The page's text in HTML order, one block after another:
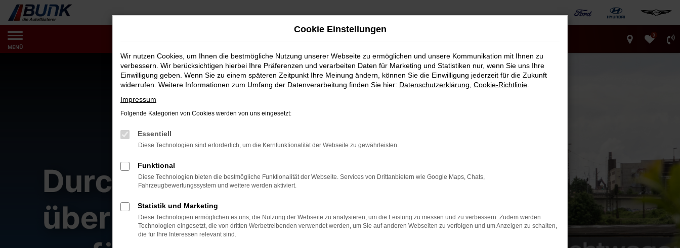
Zum
Hauptinhalt
springen
MENÜ
0
Cookie Einstellungen
Wir nutzen Cookies, um Ihnen die bestmögliche Nutzung unserer Webseite zu ermöglichen und unsere Kommunikation mit Ihnen zu
verbessern. Wir berücksichtigen hierbei Ihre Präferenzen und verarbeiten Daten für Marketing und Statistiken nur, wenn Sie uns Ihre
Einwilligung geben. Wenn Sie zu einem späteren Zeitpunkt Ihre Meinung ändern, können Sie die Einwilligung jederzeit für die Zukunft
widerrufen. Weitere Informationen zum Umfang der Datenverarbeitung finden Sie hier: Datenschutzerklärung Cookie-Richtlinie
Impressum
Folgende Kategorien von Cookies werden von uns eingesetzt:
Essentiell
Diese Technologien sind erforderlich, um die Kernfunktionalität der Webseite zu gewährleisten.
Funktional
Diese Technologien bieten die bestmögliche Funktionalität der Webseite. Services von Drittanbietern wie Google Maps, Chats,
Fahrzeugbewertungssystem und weitere werden aktiviert.
Statistik und Marketing
Diese Technologien ermöglichen es uns, die Nutzung der Webseite zu analysieren, um die Leistung zu messen und zu verbessern. Zudem werden
Technologien eingesetzt, die von dritten Werbetreibenden verwendet werden, um Sie auf anderen Webseiten zu verfolgen und um Anzeigen zu schalten,
die für Ihre Interessen relevant sind.